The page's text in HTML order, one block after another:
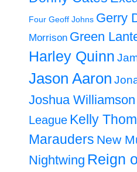
Four Geoff Johns Gerry
Morrison Green
Harley Quinn
Jason Aaron
Joshua Williamson
League Kelly
Marauders New
Nightwing Reign